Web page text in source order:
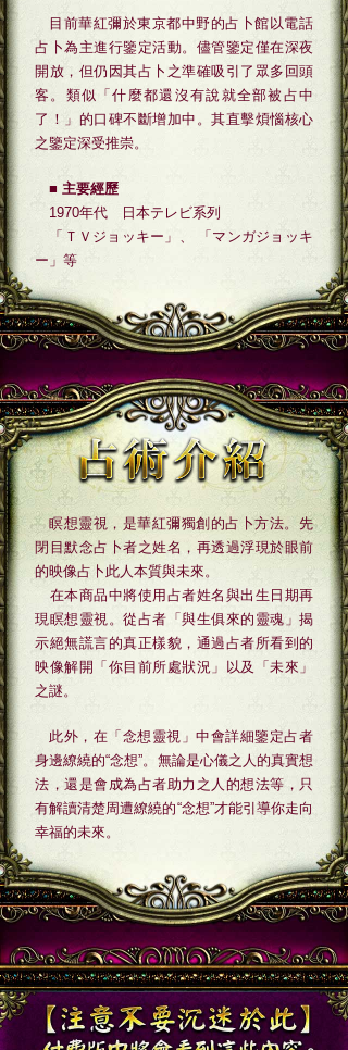
目前華紅彌於東京都中野的占卜館以電話
占卜為主進行鑒定活動。儘管鑒定僅在深夜
開放，但仍因其占卜之準確吸引了眾多回頭
客。類似「什麼都還沒有說就全部被占中
了！」的口碑不斷增加中。其直擊煩惱核心
之鑒定深受推崇。
■ 主要經歷
1970年代 日本テレビ系列
「ＴＶジョッキー」、 「マンガジョッキ
ー」等
瞑想靈視，是華紅彌獨創的占卜方法。先
閉目默念占卜者之姓名，再透過浮現於眼前
的映像占卜此人本質與未來。
在本商品中將使用占者姓名與出生日期再
現瞑想靈視。從占者「與生俱來的靈魂」揭
示絕無謊言的真正樣貌，通過占者所看到的
映像解開「你目前所處狀況」以及「未來」
之謎。
此外，在「念想靈視」中會詳細鑒定占者
身邊繚繞的“念想”。無論是心儀之人的真實想
法，還是會成為占者助力之人的想法等，只
有解讀清楚周遭繚繞的“念想”才能引導你走向
幸福的未來。